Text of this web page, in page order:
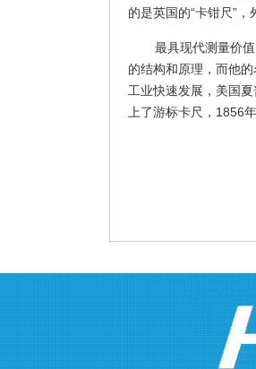
的是英国的“卡钳尺”
最具现代测量价
的结构和原理，而他
工业快速发展，美国
上了游标卡尺，1856